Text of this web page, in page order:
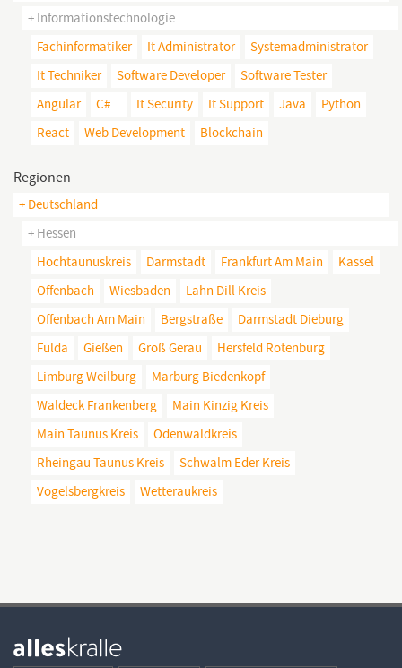
+ Informationstechnologie
Fachinformatiker
It Administrator
Systemadministrator
It Techniker
Software Developer
Software Tester
Angular
C# It Security It Support Java
Python
React
Web Development Blockchain
Regionen
+ Deutschland
+ Hessen
Hochtaunuskreis
Darmstadt Frankfurt Am Main
Kassel
Offenbach
Wiesbaden
Lahn Dill Kreis
Offenbach Am Main
Bergstraße
Darmstadt Dieburg
Fulda
Gießen Groß Gerau
Hersfeld Rotenburg
Limburg Weilburg
Marburg Biedenkopf
Waldeck Frankenberg
Main Kinzig Kreis
Main Taunus Kreis
Odenwaldkreis
Rheingau Taunus Kreis
Schwalm Eder Kreis
Vogelsbergkreis
Wetteraukreis